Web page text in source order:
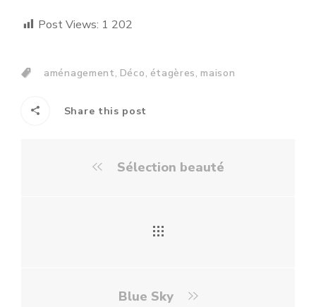
Post Views: 1 202
aménagement, Déco, étagères,maison
Share this post
Sélection beauté
Blue Sky